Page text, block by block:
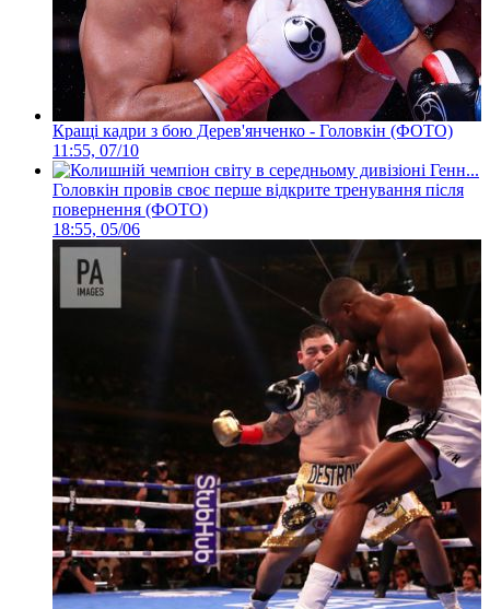
Кращі кадри з бою Дерев'янченко - Головкін (ФОТО)
11:55, 07/10
Головкін провів своє перше відкрите тренування після
повернення (ФОТО)
18:55, 05/06